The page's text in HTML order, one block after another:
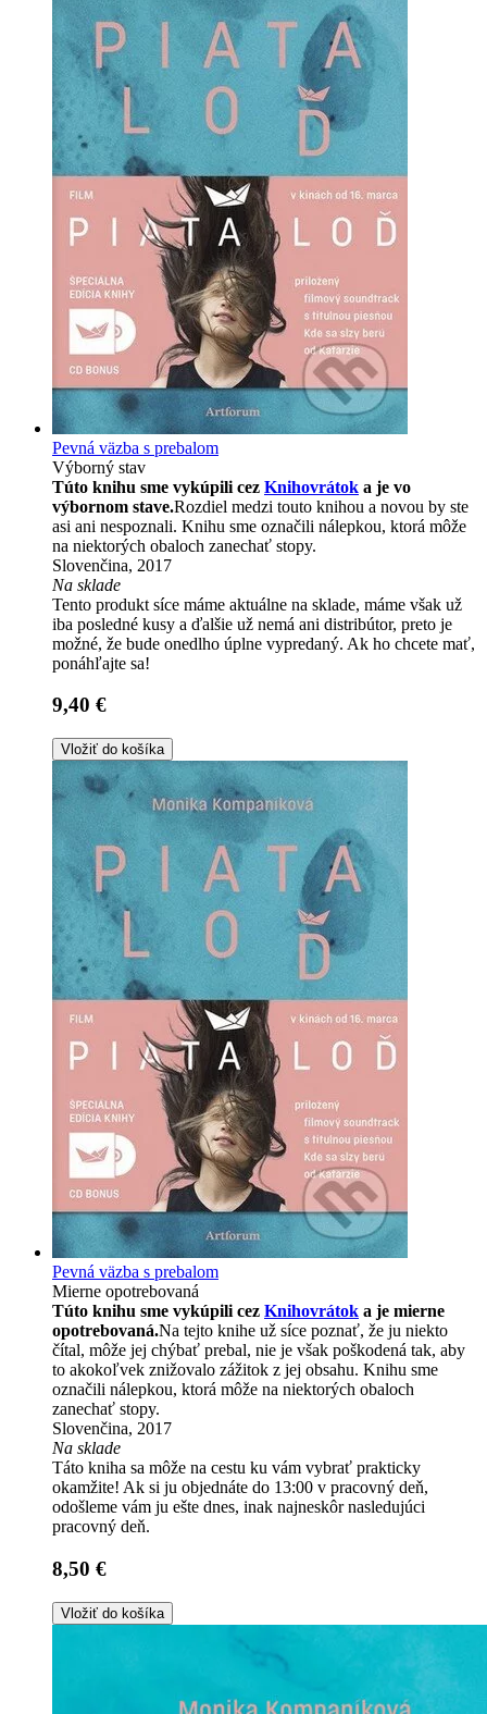
Pevná väzba s prebalom
Výborný stav
Túto knihu sme vykúpili cez Knihovrátok a je vo
výbornom stave.Rozdiel medzi touto knihou a novou by ste
asi ani nespoznali. Knihu sme označili nálepkou, ktorá môže
na niektorých obaloch zanechať stopy.
Slovenčina, 2017
Na sklade
Tento produkt síce máme aktuálne na sklade, máme však už
iba posledné kusy a ďalšie už nemá ani distribútor, preto je
možné, že bude onedlho úplne vypredaný. Ak ho chcete mať,
ponáhľajte sa!
9,40 €
Vložiť do košíka
Pevná väzba s prebalom
Mierne opotrebovaná
Túto knihu sme vykúpili cez Knihovrátok a je mierne
opotrebovaná.Na tejto knihe už síce poznať, že ju niekto
čítal, môže jej chýbať prebal, nie je však poškodená tak, aby
to akokoľvek znižovalo zážitok z jej obsahu. Knihu sme
označili nálepkou, ktorá môže na niektorých obaloch
zanechať stopy.
Slovenčina, 2017
Na sklade
Táto kniha sa môže na cestu ku vám vybrať prakticky
okamžite! Ak si ju objednáte do 13:00 v pracovný deň,
odošleme vám ju ešte dnes, inak najneskôr nasledujúci
pracovný deň.
8,50 €
Vložiť do košíka